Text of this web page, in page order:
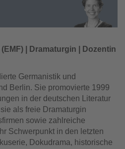
| Dramaturgin | Dozentin
Germanistik und
Berlin. Sie promovierte 1999
in der deutschen Literatur
als freie Dramaturgin
sowie zahlreiche
Schwerpunkt in den letzten
Dokudrama, historische